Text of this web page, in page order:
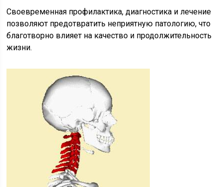
Своевременная профилактика, диагностика и лечение
позволяют предотвратить неприятную патологию, что
благотворно влияет на качество и продолжительность
жизни.